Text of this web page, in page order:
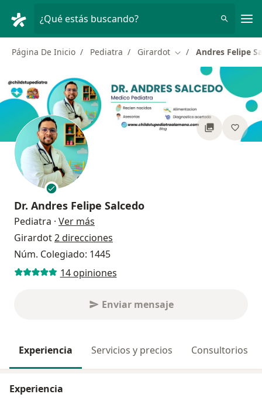
¿Qué estás buscando?
Página De Inicio Pediatra Girardot Cambiar de ciudad
Andres Felipe
Dr. Andres Felipe Salcedo
Pediatra · Ver más
Girardot2 direcciones
Núm. Colegiado: 1445
14 opiniones
Enviar mensaje
Experiencia Servicios y precios Consultorios
Experiencia